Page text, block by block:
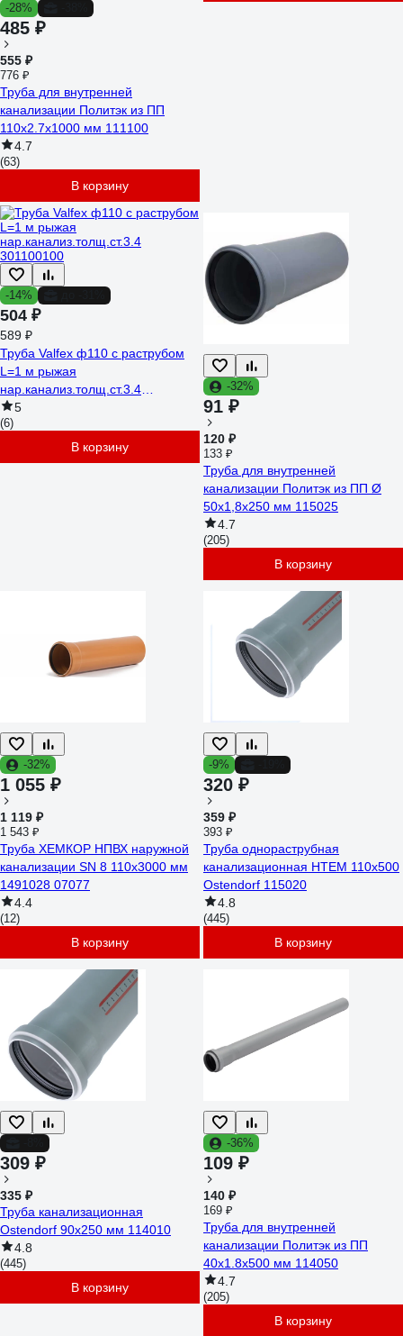
-28%
485 ₽
555 ₽
776 ₽
Труба для внутренней
канализации Политэк из ПП
110х2.7х1000 мм 111100
4.7
(63)
В корзину
-14%
504 ₽
589 ₽
Труба Valfex ф110 с раструбом
L=1 м рыжая
нар.канализ.толщ.ст.3.4
301100100
5
(6)
В корзину
-32%
91 ₽
120 ₽
133 ₽
Труба для внутренней
канализации Политэк из ПП Ø
50x1,8x250 мм 115025
4.7
(205)
В корзину
-32%
1 055 ₽
1 119 ₽
1 543 ₽
Труба ХЕМКОР НПВХ наружной
канализации SN 8 110x3000 мм
1491028 07077
4.4
(12)
В корзину
-9%
320 ₽
359 ₽
393 ₽
Труба однораструбная
канализационная HTEM 110х500
Ostendorf 115020
4.8
(445)
В корзину
309 ₽
335 ₽
Труба канализационная
Ostendorf 90х250 мм 114010
4.8
(445)
В корзину
-36%
109 ₽
140 ₽
169 ₽
Труба для внутренней
канализации Политэк из ПП
40х1.8х500 мм 114050
4.7
(205)
В корзину